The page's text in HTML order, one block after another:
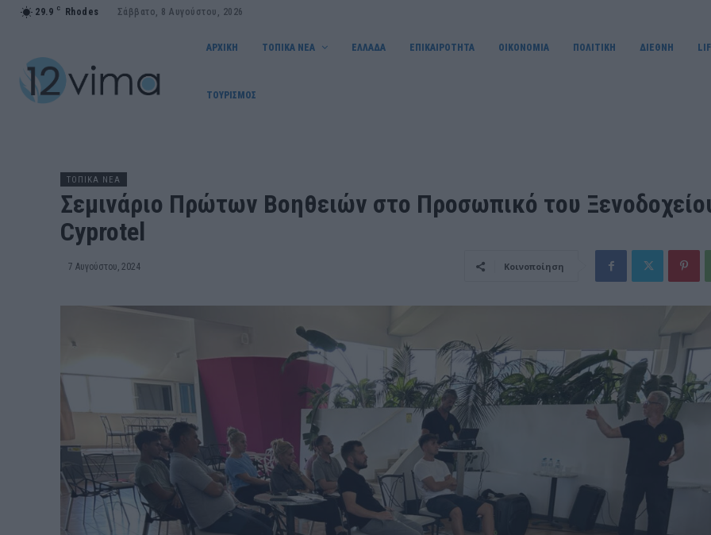
29.9 C Rhodes Σάββατο, 8 Αυγούστου, 2026
ΑΡΧΙΚΗ ΤΟΠΙΚΑ ΝΕΑ ΕΛΛΑΔΑ ΕΠΙΚΑΙΡΟΤΗΤΑ OIKONOMIA ΠΟΛΙΤΙΚΗ ΔΙΕΘΝΗ
ΤΟΥΡΙΣΜΟΣ
ΤΟΠΙΚΑ ΝΕΑ
Σεμινάριο Πρώτων Βοηθειών στο Προσωπικό του
Cyprotel
7 Αυγούστου, 2024 Κοινοποίηση